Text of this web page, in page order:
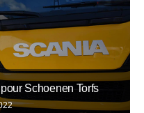
Schoenen Torfs